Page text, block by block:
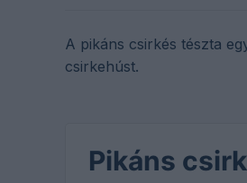
A pikáns csirkés tészta
csirkehúst.
Pikáns